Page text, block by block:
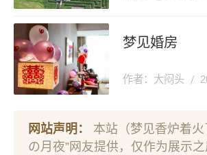
梦见婚房
作者：大闷头
网站声明：
本站（梦见香炉着火
の月夜”网友提供，仅作为展示